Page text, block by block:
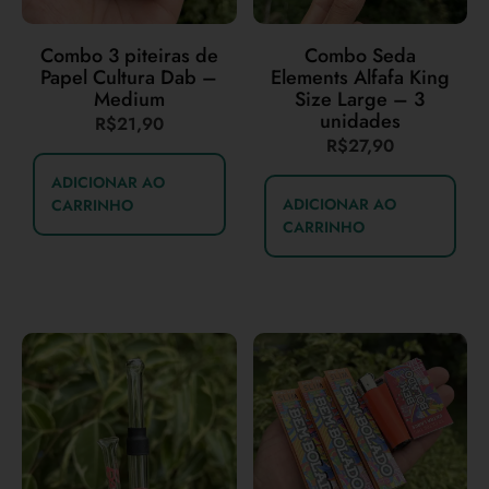
Combo 3 piteiras de
Papel Cultura Dab –
Medium
R$21,90
ADICIONAR AO
CARRINHO
Combo Seda
Elements Alfafa King
Size Large – 3
unidades
R$27,90
ADICIONAR AO
CARRINHO